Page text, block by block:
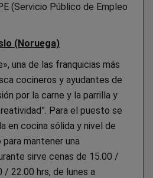
(Servicio Público de Empleo
(Noruega)
una de las franquicias más
cocineros y ayudantes de
por la carne y la parrilla y
Para el puesto se
en cocina sólida y nivel de
mantener una
sirve cenas de 15.00 /
/ 22.00 hrs, de lunes a